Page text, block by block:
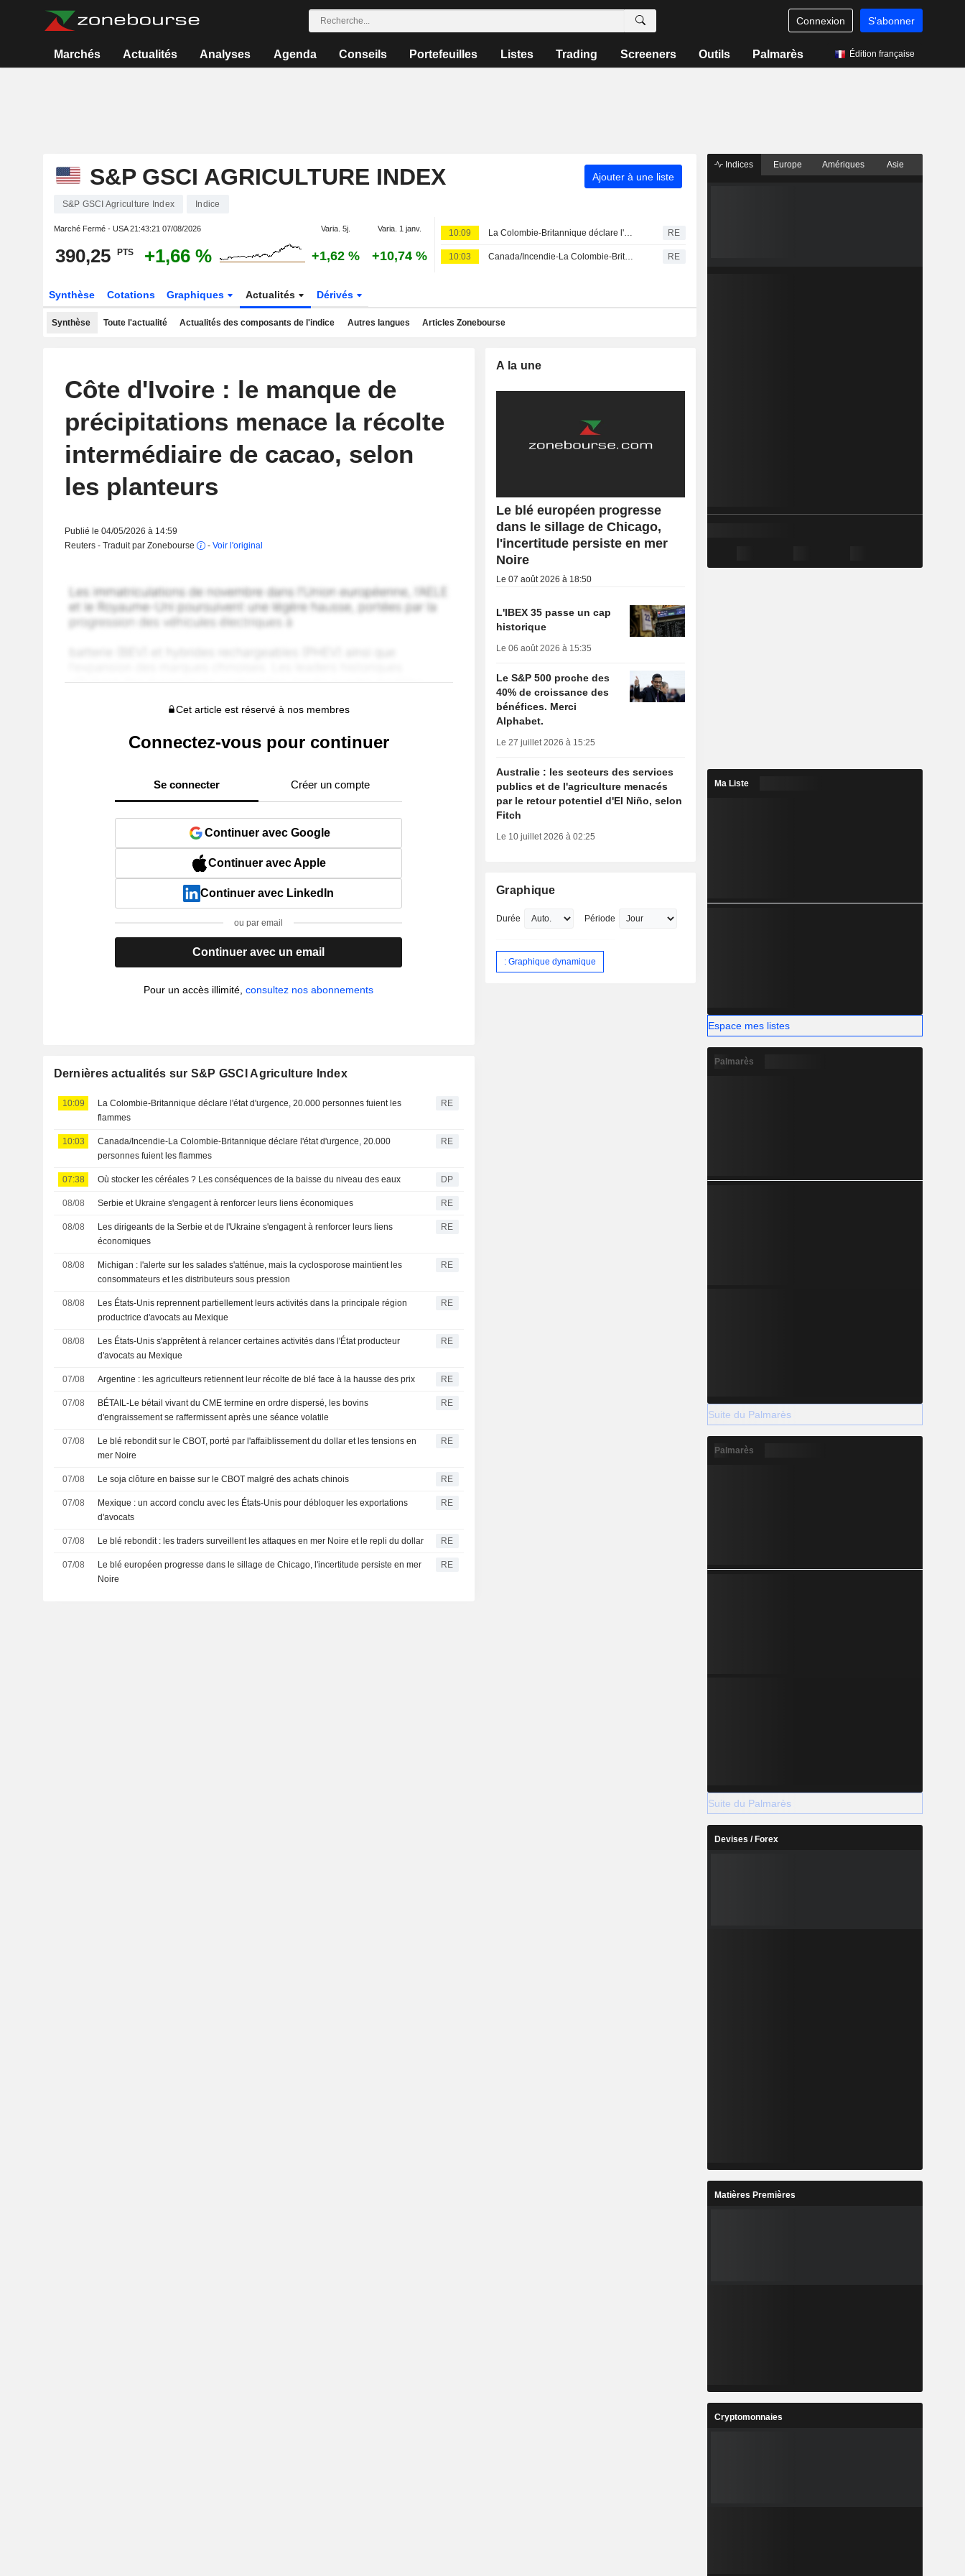
Connexion S'abonner
Marchés Actualités Analyses Agenda Conseils Portefeuilles Listes Trading Screeners Outils Palmarès Édition française
S&P GSCI AGRICULTURE INDEX Ajouter à une liste
S&P GSCI Agriculture Index Indice
Marché Fermé - USA21:43:21 07/08/2026 Varia. 5j. Varia. 1 janv.
390,25 PTS +1,66 % +1,62 % +10,74 %
10:09 La Colombie-Britannique déclare l'état d'urgence, 20.000 personnes fuient les flammes RE
10:03 Canada/Incendie-La Colombie-Britannique déclare l'état d'urgence, 20.000 personnes fuient les flammes RE
Synthèse Cotations Graphiques Actualités Dérivés
Synthèse Toute l'actualité Actualités des composants de l'indice Autres langues Articles Zonebourse
Côte d'Ivoire : le manque de
précipitations menace la récolte
intermédiaire de cacao, selon
les planteurs
Publié le 04/05/2026 à 14:59
Reuters - Traduit par Zonebourse
- Voir l'original
Cet article est réservé à nos membres
Connectez-vous pour continuer
Se connecter Créer un compte
Continuer avec Google
Continuer avec Apple
Continuer avec LinkedIn
ou par email
Continuer avec un email
Pour un accès illimité,consultez nos abonnements
Dernières actualités sur S&P GSCI Agriculture Index
10:09
La Colombie-Britannique déclare l'état d'urgence, 20.000 personnes fuient les
flammes
RE
10:03
Canada/Incendie-La Colombie-Britannique déclare l'état d'urgence, 20.000
personnes fuient les flammes
RE
07:38 Où stocker les céréales ? Les conséquences de la baisse du niveau des eaux DP
08/08 Serbie et Ukraine s'engagent à renforcer leurs liens économiques RE
08/08
Les dirigeants de la Serbie et de l'Ukraine s'engagent à renforcer leurs liens
économiques
RE
08/08
Michigan : l'alerte sur les salades s'atténue, mais la cyclosporose maintient les
consommateurs et les distributeurs sous pression
RE
08/08
Les États-Unis reprennent partiellement leurs activités dans la principale région
productrice d'avocats au Mexique
RE
08/08
Les États-Unis s'apprêtent à relancer certaines activités dans l'État producteur
d'avocats au Mexique
RE
07/08 Argentine : les agriculteurs retiennent leur récolte de blé face à la hausse des prix RE
07/08
BÉTAIL-Le bétail vivant du CME termine en ordre dispersé, les bovins
d'engraissement se raffermissent après une séance volatile
RE
07/08
Le blé rebondit sur le CBOT, porté par l'affaiblissement du dollar et les tensions en
mer Noire
RE
07/08 Le soja clôture en baisse sur le CBOT malgré des achats chinois RE
07/08
Mexique : un accord conclu avec les États-Unis pour débloquer les exportations
d'avocats
RE
07/08 Le blé rebondit : les traders surveillent les attaques en mer Noire et le repli du dollar RE
07/08
Le blé européen progresse dans le sillage de Chicago, l'incertitude persiste en mer
Noire
RE
A la une
Le blé européen progresse
dans le sillage de Chicago,
l'incertitude persiste en mer
Noire
Le 07 août 2026 à 18:50
L'IBEX 35 passe un cap
historique
Le 06 août 2026 à 15:35
Le S&P 500 proche des
40% de croissance des
bénéfices. Merci
Alphabet.
Le 27 juillet 2026 à 15:25
Australie : les secteurs des services
publics et de l'agriculture menacés
par le retour potentiel d'El Niño, selon
Fitch
Le 10 juillet 2026 à 02:25
Graphique
Durée Période
: Graphique dynamique
Indices Europe Amériques Asie
Ma Liste
Espace mes listes
Palmarès
Suite du Palmarès
Palmarès
Suite du Palmarès
Devises / Forex
Matières Premières
Cryptomonnaies